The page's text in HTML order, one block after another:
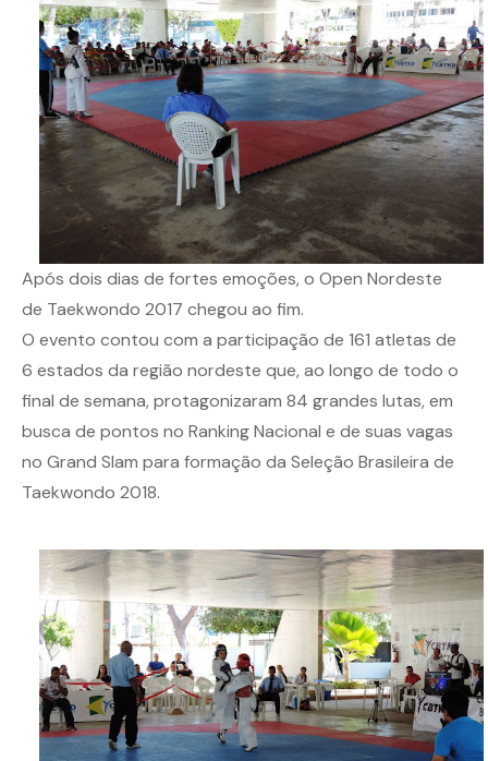
Após dois dias de fortes emoções, o Open Nordeste
de Taekwondo 2017 chegou ao fim.
O evento contou com a participação de 161 atletas de
6 estados da região nordeste que, ao longo de todo o
final de semana, protagonizaram 84 grandes lutas, em
busca de pontos no Ranking Nacional e de suas vagas
no Grand Slam para formação da Seleção Brasileira de
Taekwondo 2018.